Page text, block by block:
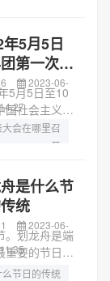
团组织的5000
员。中国青年
次全国代表大
表大会的职权
5月5日
第一次全
大会在哪
5月5日至10
国社会主义青
次代表大会
召开，到会代
团组织的5000
员。中国共产
年团第一次全
2023-06-
会在哪里召
开
大会的职权
是什么节
统
。划龙舟是端
重要的节日民
一，在中国
2023-06-
节日的传统